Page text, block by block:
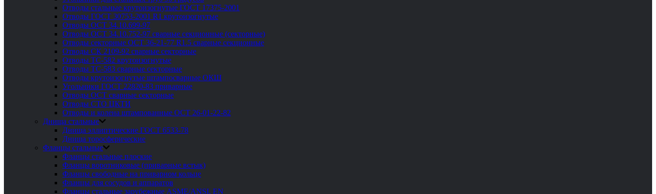
Отводы стальные крутоизогнутые ГОСТ 17375-2001
Отводы ГОСТ 30753-2001 R1 крутоизогнутые
Отводы ОСТ 34.10.699-97
Отводы ОСТ 34.10.752-97 сварные секционные (секторные)
Отводы секторные ОСТ 36-21-77 R1.5 сварные секционные
Отводы СК 2109-92 сварные секторные
Отводы ТС-582 крутоизогнутые
Отводы ТС-583 сварные секторные
Отводы крутоизогнутые штампосварные ОКШ
Угольники ГОСТ 22820-83 приварные
Отводы ОСТ сварные секторные
Отводы СТО ЦКТИ
Отводы и колена штампованные ОСТ 26-01-22-82
Днища стальные
Днища эллиптические ГОСТ 6533-78
Днища торосферические
Фланцы стальные
Фланцы стальные плоские
Фланцы воротниковые (приварные встык)
Фланцы свободные на приварном кольце
Фланцы для сосудов и аппаратов
Фланцы стальные зарубежные ASME/ANSI, EN